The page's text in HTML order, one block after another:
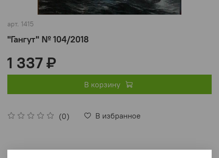
арт. 1415
"Гангут" № 104/2018
(0) В избранное
1 337 ₽
В корзину